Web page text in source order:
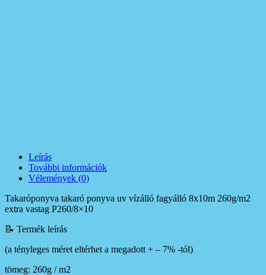
Leírás
További információk
Vélemények (0)
Takaróponyva takaró ponyva uv vízálló fagyálló 8x10m 260g/m2
extra vastag P260/8×10
📝 Termék leírás
(a tényleges méret eltérhet a megadott + – 7% -tól)
tömeg: 260g / m2